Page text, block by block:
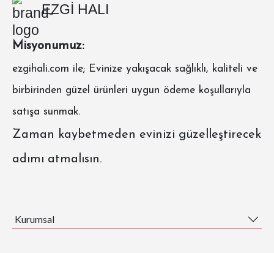
EZGİ HALI
Misyonumuz:
ezgihali.com ile; Evinize yakışacak sağlıklı, kaliteli ve
birbirinden güzel ürünleri uygun ödeme koşullarıyla
satışa sunmak.
Zaman kaybetmeden evinizi güzelleştirecek
adımı atmalısın.
Kurumsal